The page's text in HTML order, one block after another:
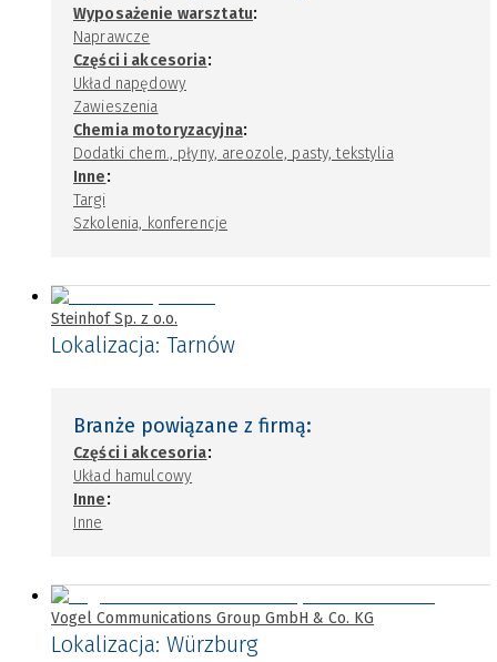
Wyposażenie warsztatu:
Naprawcze
Części i akcesoria:
Układ napędowy
Zawieszenia
Chemia motoryzacyjna:
Dodatki chem., płyny, areozole, pasty, tekstylia
Inne:
Targi
Szkolenia, konferencje
Steinhof Sp. z o.o.
Lokalizacja: Tarnów
Branże powiązane z firmą:
Części i akcesoria:
Układ hamulcowy
Inne:
Inne
Vogel Communications Group GmbH & Co. KG
Lokalizacja: Würzburg